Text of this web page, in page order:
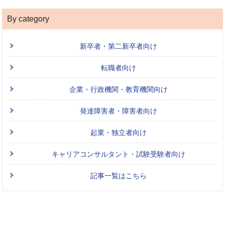
By category
新卒者・第二新卒者向け
転職者向け
企業・行政機関・教育機関向け
発達障害者・障害者向け
起業・独立者向け
キャリアコンサルタント・試験受験者向け
記事一覧はこちら